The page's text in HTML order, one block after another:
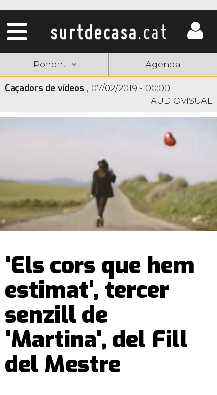
Ponent Agenda
Caçadors de vídeos , 07/02/2019 - 00:00
AUDIOVISUAL
'Els cors que hem
estimat', tercer
senzill de
'Martina', del Fill
del Mestre